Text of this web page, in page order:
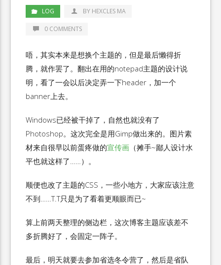
LOG BY HEXCLES MA
0 COMMENTS
唔，其实本来是想换个主题的，但是最后懒得折
腾，就作罢了。翻出在用的notepad主题的设计说
明，看了一会以后决定弄一下header，加一个
banner上去。
Windows已经被干掉了，自然也就没有了
Photoshop。这次完全是用Gimp做出来的。图片素
材来自很早以前蛋疼做的宣传画 （摊手~鄙人设计水
平也就这样了……）。
顺便也改了主题的CSS，一些小地方，大家应该注意
不到……T.T只是为了看着更顺眼而已~
算上前两天整理的侧边栏，这次博客主题应该差不
多折腾好了，会固定一阵子。
最后，明天就要去参加省选冬令营了，然后是省队